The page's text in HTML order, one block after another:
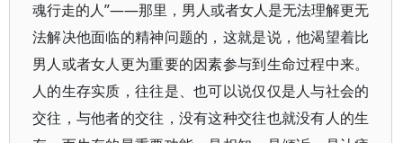
魂行走的人”——那里，男人或者女人是无法理解更无
法解决他面临的精神问题的，这就是说，他渴望着比
男人或者女人更为重要的因素参与到生命过程中来。
人的生存实质，往往是、也可以说仅仅是人与社会的
交往，与他者的交往，没有这种交往也就没有人的生